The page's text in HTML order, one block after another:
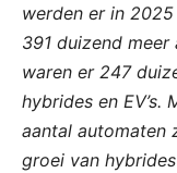
werden er in
391 duizend
waren er 247
hybrides en EV’s.
aantal automaten
groei van hybrides